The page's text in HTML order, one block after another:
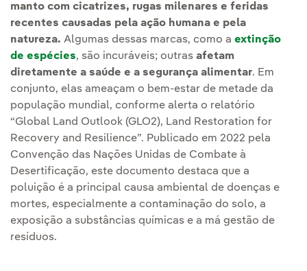
manto com cicatrizes, rugas milenares e feridas
recentes causadas pela ação humana e pela
natureza. Algumas dessas marcas, como a extinção
de espécies, são incuráveis; outras afetam
diretamente a saúde e a segurança alimentar. Em
conjunto, elas ameaçam o bem-estar de metade da
população mundial, conforme alerta o relatório
“Global Land Outlook (GLO2), Land Restoration for
Recovery and Resilience”. Publicado em 2022 pela
Convenção das Nações Unidas de Combate à
Desertificação, este documento destaca que a
poluição é a principal causa ambiental de doenças e
mortes, especialmente a contaminação do solo, a
exposição a substâncias químicas e a má gestão de
resíduos.